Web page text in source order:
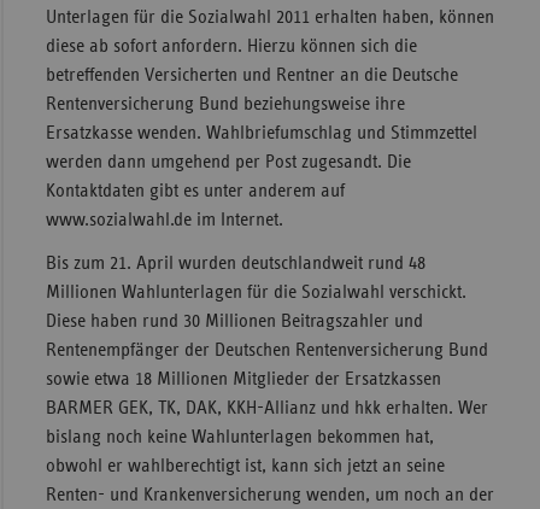
Unter­lagen für die Sozialwahl 2011 erhalten haben, können
diese ab sofort anfordern. Hierzu können sich die
betreffenden Versicherten und Rentner an die Deutsche
Rentenversicherung Bund beziehungsweise ihre
Ersatzkasse wenden. Wahlbriefumschlag und Stimmzettel
werden dann umgehend per Post zugesandt. Die
Kontaktdaten gibt es unter anderem auf
www.sozialwahl.de im Internet.
Bis zum 21. April wurden deutschlandweit rund 48
Millionen Wahl­unterlagen für die Sozialwahl verschickt.
Diese haben rund 30 Millionen Beitragszahler und
Rentenempfänger der Deutschen Renten­versicherung Bund
sowie etwa 18 Millionen Mitglieder der Ersatzkassen
BARMER GEK, TK, DAK, KKH-Allianz und hkk erhalten. Wer
bislang noch keine Wahlunterlagen bekommen hat,
obwohl er wahlberechtigt ist, kann sich jetzt an seine
Renten- und Kranken­versicherung wenden, um noch an der